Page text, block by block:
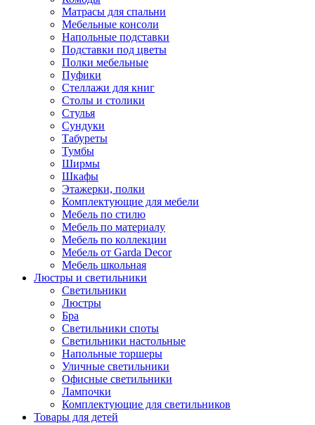
Матрасы для спальни
Мебельные консоли
Напольные подставки
Подставки под цветы
Полки мебельные
Пуфики
Стеллажи для книг
Столы и столики
Стулья
Сундуки
Табуреты
Тумбы
Ширмы
Шкафы
Этажерки, полки
Комплектующие для мебели
Мебель по стилю
Мебель по материалу
Мебель по коллекции
Мебель от Garda Decor
Мебель школьная
Люстры и светильники
Светильники
Люстры
Бра
Светильники споты
Светильники настольные
Напольные торшеры
Уличные светильники
Офисные светильники
Лампочки
Комплектующие для светильников
Товары для детей